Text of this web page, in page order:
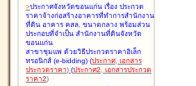
>ประกาศจังหวัดขอนแก่น เรื่อง ประกวด
ราคาจ้างก่อสร้างอาคารที่ทำการสำนักงาน
ที่ดิน อาคาร คสล. ขนาดกลาง พร้อมส่วน
ประกอบที่จำเป็น สำนักงานที่ดินจังหวัด
ขอนแก่น
สาขาชุมแพ ด้วยวิธีประกวดราคาอิเล็ก
ทรอนิกส์ (e-bidding) (ประกาศ, เอกสาร
ประกวดราคา) (ประกาศ2, เอกสารประกวด
ราคา2)